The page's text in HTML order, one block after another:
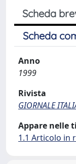
Scheda
Scheda
Anno
1999
Rivista
GIORNALE
Appare nelle
1.1 Articolo in